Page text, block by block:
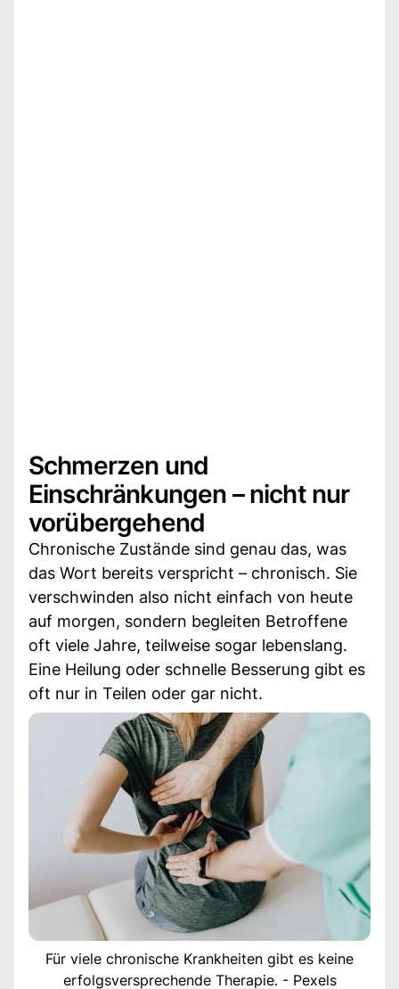
Schmerzen und
Einschränkungen – nicht nur
vorübergehend
Chronische Zustände sind genau das, was
das Wort bereits verspricht – chronisch. Sie
verschwinden also nicht einfach von heute
auf morgen, sondern begleiten Betroffene
oft viele Jahre, teilweise sogar lebenslang.
Eine Heilung oder schnelle Besserung gibt es
oft nur in Teilen oder gar nicht.
Für viele chronische Krankheiten gibt es keine
erfolgsversprechende Therapie. - Pexels